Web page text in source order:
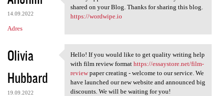
14.09.2022
Adres
I really appreciate the
shared on your Blog. Thanks for sharing this blog.
https://wordwipe.io
Olivia
Hubbard
19.09.2022
Hello! If you would like to
Hello! If you would like to get quality writing help
with film review format https://essaystore.net/film-
reviewpaper creating - welcome to our service. We
have launched our new website and announced big
discounts. We will be waiting for you!